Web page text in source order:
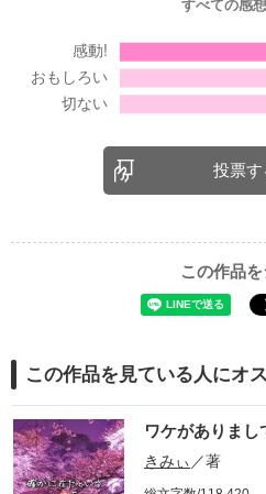
すべての感想
投票す
この作品
この作品を見ている人にオ
ワケがありまし
きみぃ ／著